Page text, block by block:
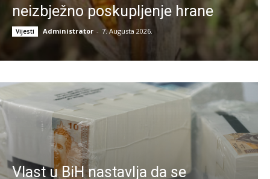
neizbježno poskupljenje hrane
Vijesti Administrator - 7. Augusta 2026.
Vlast u BiH nastavlja da se